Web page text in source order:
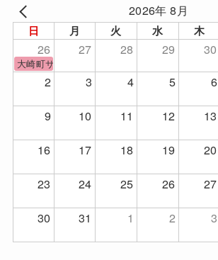
2026年 8月
日 月 火 水 木
26 27 28 29 30
大崎町サッカーフェスティバル
2 3 4 5 6
9
10 11 12 13
16
17 18 19 20
23
24 25 26 27
30
31 1 2 3